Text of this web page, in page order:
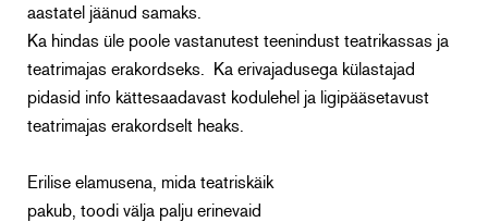
aastatel jäänud samaks.
Ka hindas üle poole vastanutest teenindust teatrikassas ja
teatrimajas erakordseks. Ka erivajadusega külastajad
pidasid info kättesaadavast kodulehel ja ligipääsetavust
teatrimajas erakordselt heaks.
Erilise elamusena, mida teatriskäik
pakub, toodi välja palju erinevaid